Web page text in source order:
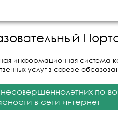
информационная система
услуг в сфере
несовершеннолетних по
в сети интернет